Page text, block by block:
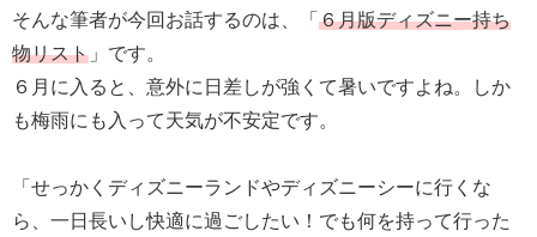
そんな筆者が今回お話するのは、「 ６月版ディズニー持ち
物リスト 」です。
６月に入ると、意外に日差しが強くて暑いですよね。しか
も梅雨にも入って天気が不安定です。
「せっかくディズニーランドやディズニーシーに行くな
ら、一日長いし快適に過ごしたい！でも何を持って行った